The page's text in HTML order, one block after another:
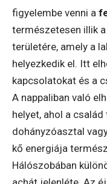
figyelembe venni a
természetesen illik
területére, amely a
helyezkedik el. Itt
kapcsolatokat és a
A nappaliban való
helyet, ahol a
dohányzóasztal
kő energiája
Hálószobában